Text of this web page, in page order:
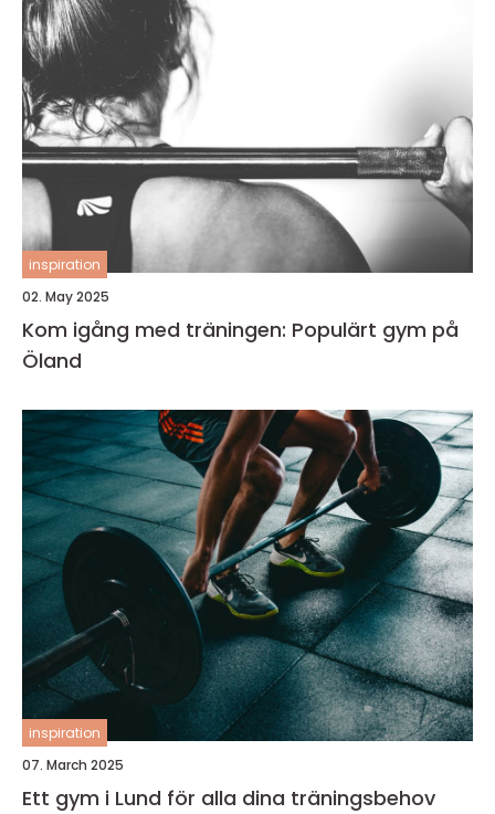
inspiration
02. May 2025
Kom igång med träningen: Populärt gym på
Öland
inspiration
07. March 2025
Ett gym i Lund för alla dina träningsbehov